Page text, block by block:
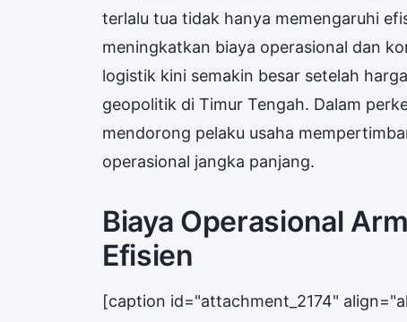
terlalu tua tidak hanya memengaruhi
meningkatkan biaya operasional dan
logistik kini semakin besar setelah
geopolitik di Timur Tengah. Dalam
mendorong pelaku usaha
operasional jangka panjang.
Biaya Operasional
Efisien
[caption id="attachment_2174"